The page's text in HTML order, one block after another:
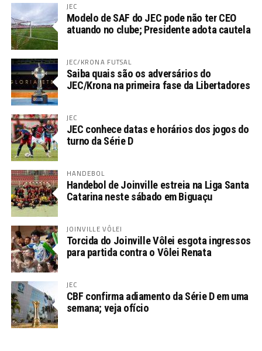
JEC
Modelo de SAF do JEC pode não ter CEO
atuando no clube; Presidente adota cautela
JEC/KRONA FUTSAL
Saiba quais são os adversários do
JEC/Krona na primeira fase da Libertadores
JEC
JEC conhece datas e horários dos jogos do
turno da Série D
HANDEBOL
Handebol de Joinville estreia na Liga Santa
Catarina neste sábado em Biguaçu
JOINVILLE VÔLEI
Torcida do Joinville Vôlei esgota ingressos
para partida contra o Vôlei Renata
JEC
CBF confirma adiamento da Série D em uma
semana; veja ofício